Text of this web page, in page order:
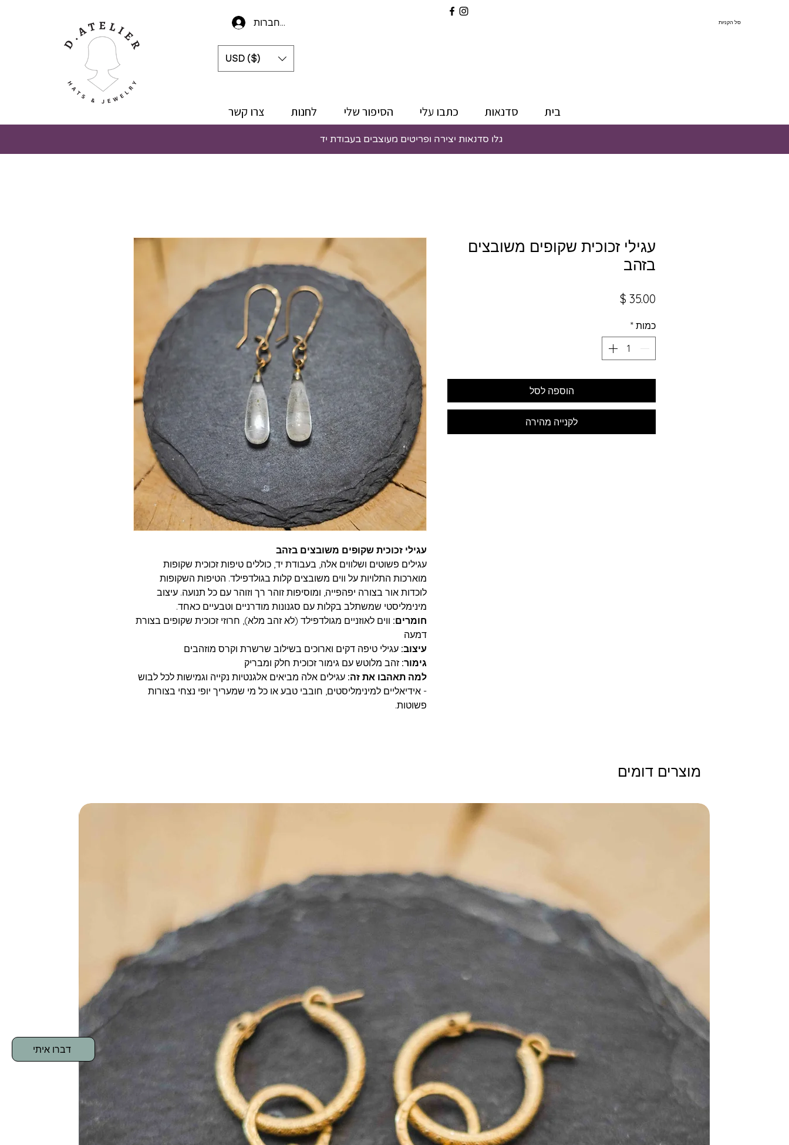
להתחברות
USD ($)
צרו קשר לחנות הסיפור שלי כתבו עלי סדנאות בית
סל הקניות
גלו סדנאות יצירה ופריטים מעוצבים בעבודת יד
דברו איתי
עגילי זכוכית שקופים משובצים בזהב
עגילים פשוטים ושלווים אלה, בעבודת יד, כוללים טיפות זכוכית שקופות
מוארכות התלויות על ווים משובצים קלות בגולדפילד. הטיפות השקופות
לוכדות אור בצורה יפהפייה, ומוסיפות זוהר רך וזוהר עם כל תנועה. עיצוב
מינימליסטי שמשתלב בקלות עם סגנונות מודרניים וטבעיים כאחד.
חומרים: ווים לאוזניים מגולדפילד (לא זהב מלא), חרוזי זכוכית שקופים בצורת
דמעה
עיצוב: עגילי טיפה דקים וארוכים בשילוב שרשרת וקרס מוזהבים
גימור: זהב מלוטש עם גימור זכוכית חלק ומבריק
למה תאהבו את זה: עגילים אלה מביאים אלגנטיות נקייה וגמישות לכל לבוש
- אידיאליים למינימליסטים, חובבי טבע או כל מי שמעריך יופי נצחי בצורות
פשוטות.
עגילי זכוכית שקופים משובצים
בזהב
מחיר
כמות *
הוספה לסל
לקנייה מהירה
מוצרים דומים